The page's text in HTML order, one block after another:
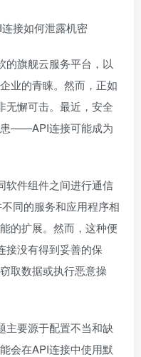
接如何泄露机密
的旗舰云服务平台，以
业的青睐。然而，正如
无懈可击。最近，安全
患——API连接可能成为
软件组件之间进行通信
同的服务和应用程序相
的扩展。然而，这种便
接没有得到妥善的保
取数据或执行恶意操
主要源于配置不当和缺
会在API连接中使用默